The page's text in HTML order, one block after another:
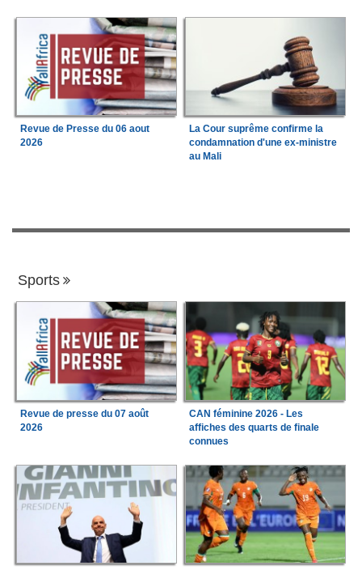
Revue de Presse du 06 aout
2026
La Cour suprême confirme la
condamnation d'une ex-ministre
au Mali
Sports
Revue de presse du 07 août
2026
CAN féminine 2026 - Les
affiches des quarts de finale
connues